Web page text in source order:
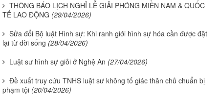
THÔNG BÁO LỊCH NGHỈ LỄ GIẢI PHÓNG MIỀN NAM & QUỐC
TẾ LAO ĐỘNG (29/04/2026)
Sửa đổi Bộ luật Hình sự: Khi ranh giới hình sự hóa cần được đặt
lại từ đời sống (28/04/2026)
Luật sư hình sự giỏi ở Nghệ An (27/04/2026)
Đề xuất truy cứu TNHS luật sư không tố giác thân chủ chuẩn bị
phạm tội (20/04/2026)